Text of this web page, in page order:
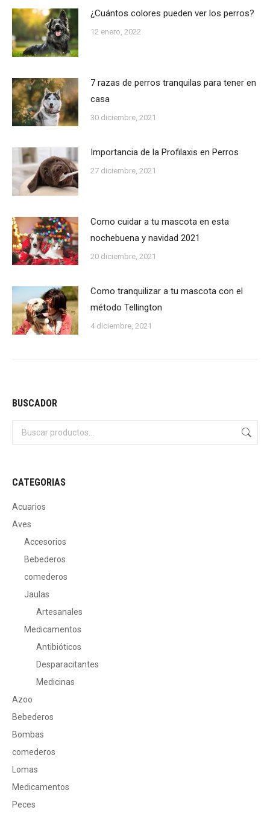
¿Cuántos colores pueden ver los perros?
12 enero, 2022
7 razas de perros tranquilas para tener en
casa
30 diciembre, 2021
Importancia de la Profilaxis en Perros
27 diciembre, 2021
Como cuidar a tu mascota en esta
nochebuena y navidad 2021
20 diciembre, 2021
Como tranquilizar a tu mascota con el
método Tellington
4 diciembre, 2021
BUSCADOR
CATEGORIAS
Acuarios
Aves
Accesorios
Bebederos
comederos
Jaulas
Artesanales
Medicamentos
Antibióticos
Desparacitantes
Medicinas
Azoo
Bebederos
Bombas
comederos
Lomas
Medicamentos
Peces